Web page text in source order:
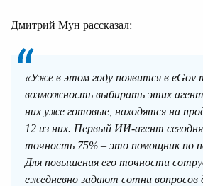
Дмитрий Мун рассказал:
«Уже в этом году появится в eGov
возможность выбирать этих
них уже готовые, находятся на
12 из них. Первый ИИ-агент
точность 75% – это помощник по
Для повышения его точности
ежедневно задают сотни